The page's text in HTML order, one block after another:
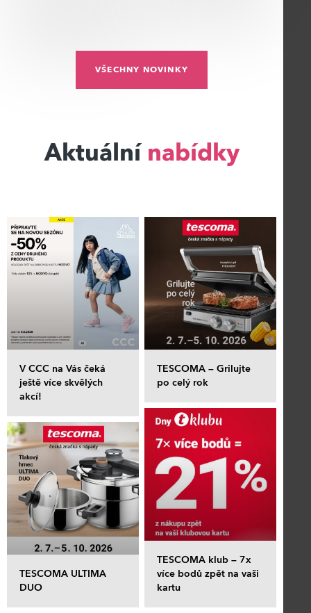
VŠECHNY NOVINKY
Aktuální nabídky
V CCC na Vás čeká
ještě více skvělých
akcí!
TESCOMA – Grilujte
po celý rok
TESCOMA ULTIMA
DUO
TESCOMA klub – 7x
více bodů zpět na vaši
kartu